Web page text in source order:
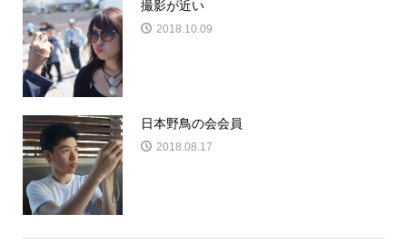
撮影が近い
2018.10.09
日本野鳥の会会員
2018.08.17